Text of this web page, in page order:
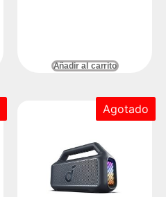
Añadir al carrito
Agotado